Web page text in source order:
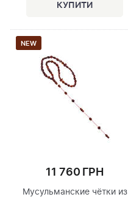
NEW
11 760 ГРН
Мусульманские чётки из